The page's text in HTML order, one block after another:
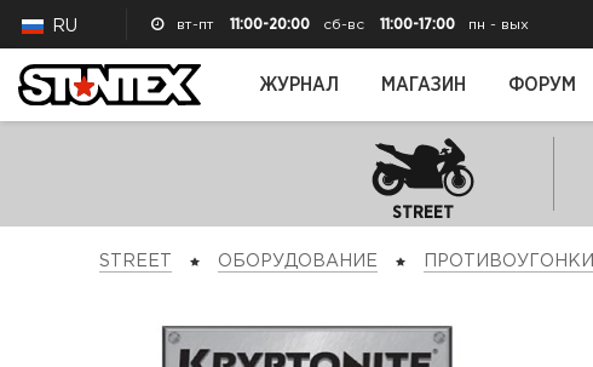
RU вт-пт 11:00-20:00 сб-вс 11:00-17:00 пн - вых
ЖУРНАЛ МАГАЗИН ФОРУМ
STREET
STREET ОБОРУДОВАНИЕ ПРОТИВОУГОНКИ